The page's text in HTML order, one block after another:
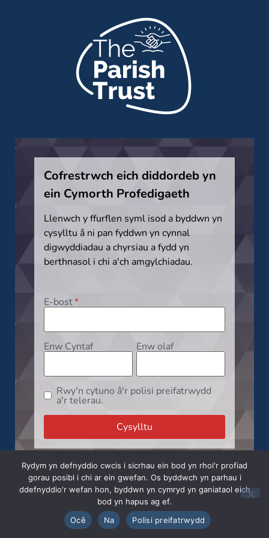
Cofrestrwch eich diddordeb yn
ein Cymorth Profedigaeth
Llenwch y ffurflen syml isod a byddwn yn
cysylltu â ni pan fyddwn yn cynnal
digwyddiadau a chyrsiau a fydd yn
berthnasol i chi a'ch amgylchiadau.
E-bost
Enw Cyntaf Enw olaf
Rwy'n cytuno â'r polisi preifatrwydd
a'r telerau.
🏴󠁧󠁢󠁷󠁬󠁳󠁿 Cymraeg
Rydym yn defnyddio cwcis i sicrhau ein bod yn rhoi'r profiad
gorau posibl i chi ar ein gwefan. Os byddwch yn parhau i
ddefnyddio'r wefan hon, byddwn yn cymryd yn ganiataol eich
bod yn hapus ag ef.
Ocê
Na Polisi preifatrwydd